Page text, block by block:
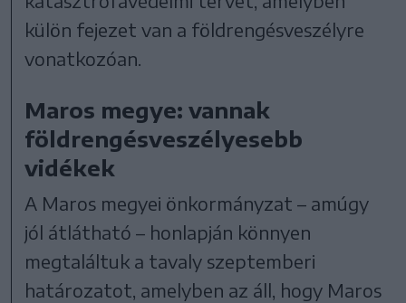
külön fejezet van a földrengésveszélyre
vonatkozóan.
Maros megye: vannak
földrengésveszélyesebb
vidékek
A Maros megyei önkormányzat – amúgy
jól átlátható – honlapján könnyen
megtaláltuk a tavaly szeptemberi
határozatot, amelyben az áll, hogy Maros